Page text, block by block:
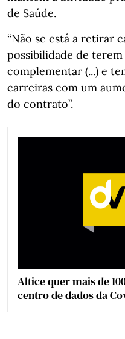
de Saúde.
“Não se está a retirar
possibilidade de
complementar (...) e
carreiras com um
do contrato”.
Altice quer mais de
centro de dados da